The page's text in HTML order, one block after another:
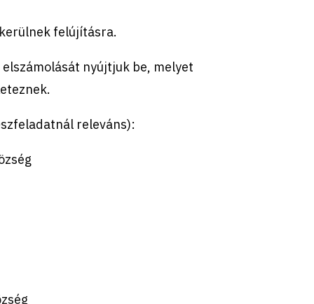
felújításra.
nyújtjuk be, melyet
releváns):